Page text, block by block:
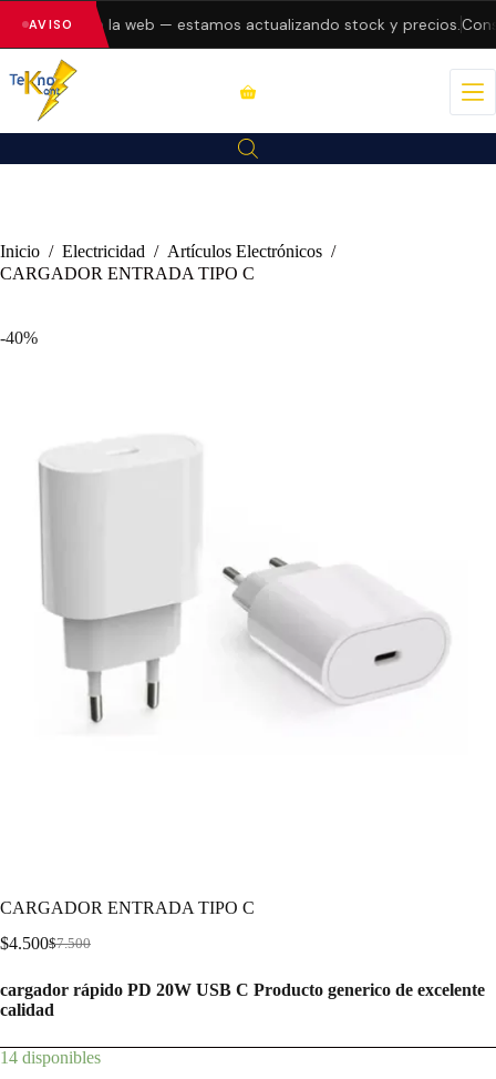
AVISO
errores en la web — estamos actualizando stock y precios.
Inicio / Electricidad / Artículos Electrónicos /
CARGADOR ENTRADA TIPO C
-40%
CARGADOR ENTRADA TIPO C
$7.500
$4.500
cargador rápido PD 20W USB C Producto generico de excelente
calidad
14 disponibles